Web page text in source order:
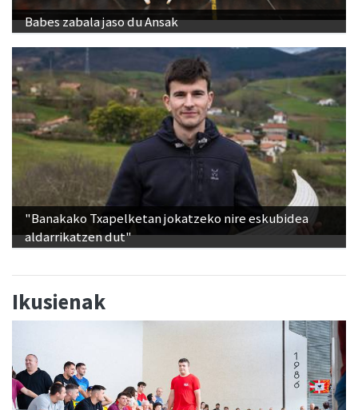
Babes zabala jaso du Ansak
"Banakako Txapelketan jokatzeko nire eskubidea
aldarrikatzen dut"
Ikusienak